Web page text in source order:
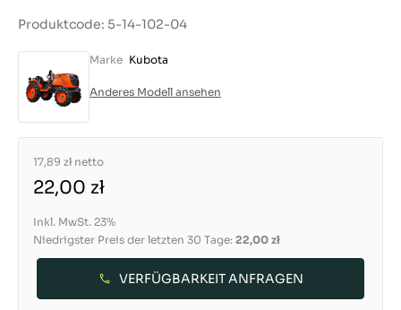
Produktcode: 5-14-102-04
Marke Kubota
Anderes Modell ansehen
17,89 zł netto
22,00 zł
Inkl. MwSt. 23%
Niedrigster Preis der letzten 30 Tage: 22,00 zł
VERFÜGBARKEIT ANFRAGEN